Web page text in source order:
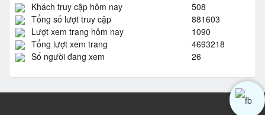
Khách truy cập hôm nay
508
Tổng số lượt truy cập
881603
Lượt xem trang hôm nay
1090
Tổng lượt xem trang
4693218
Số người đang xem
26